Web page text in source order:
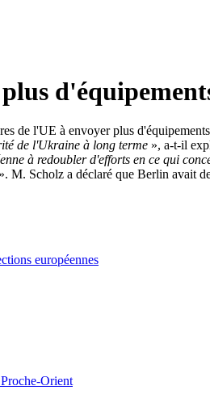
de l'UE à envoyer plus
de l'Ukraine à long terme », a-t-il
à redoubler d'efforts en ce qui
». M. Scholz a déclaré que Berlin avait
européennes
Orient